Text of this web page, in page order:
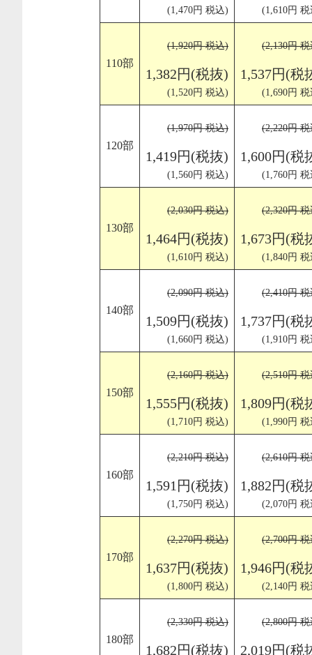
(1,470円 税込) (1,610円
110部
(1,920円 税込)
1,382円(税抜)
(1,520円 税込)
(2,130円
1,537円(税
(1,690円
120部
(1,970円 税込)
1,419円(税抜)
(1,560円 税込)
(2,220円
1,600円(税
(1,760円
130部
(2,030円 税込)
1,464円(税抜)
(1,610円 税込)
(2,320円
1,673円(税
(1,840円
140部
(2,090円 税込)
1,509円(税抜)
(1,660円 税込)
(2,410円
1,737円(税
(1,910円
150部
(2,160円 税込)
1,555円(税抜)
(1,710円 税込)
(2,510円
1,809円(税
(1,990円
160部
(2,210円 税込)
1,591円(税抜)
(1,750円 税込)
(2,610円
1,882円(税
(2,070円
170部
(2,270円 税込)
1,637円(税抜)
(1,800円 税込)
(2,700円
1,946円(税
(2,140円
180部
(2,330円 税込)
1,682円(税抜)
(2,800円
2,019円(税